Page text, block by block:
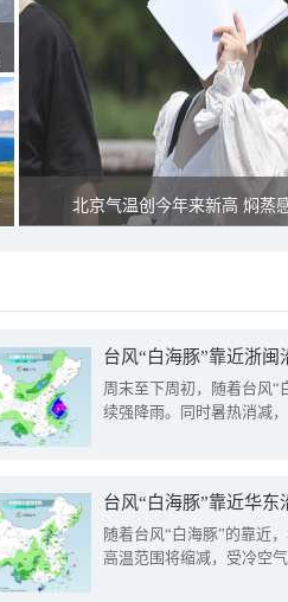
北京气温创今年来新高 焖蒸
台风“白海豚”靠近浙
周末至下周初，随着台风“
续强降雨。同时暑热消减
台风“白海豚”靠近华
随着台风“白海豚”的靠近
高温范围将缩减，受冷空